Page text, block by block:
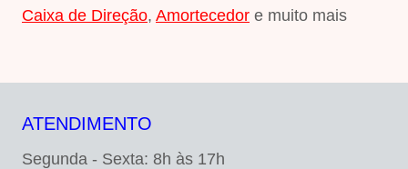
Caixa de Direção, Amortecedor e muito mais
ATENDIMENTO
Segunda - Sexta: 8h às 17h